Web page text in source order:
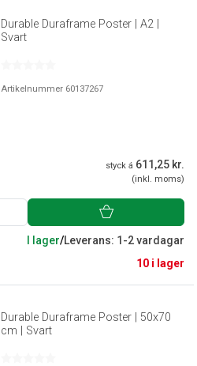
Durable Duraframe Poster | A2 |
Svart
Artikelnummer 60137267
styck á 611,25 kr.
(inkl. moms)
I lager/Leverans: 1-2 vardagar
10 i lager
Durable Duraframe Poster | 50x70
cm | Svart